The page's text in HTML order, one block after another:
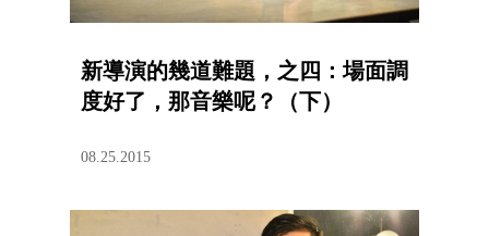
新導演的幾道難題，之四：場面調
度好了，那音樂呢？（下）
08.25.2015